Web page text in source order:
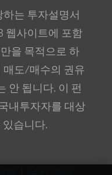
는 투자설명서
웹사이트에 포함
을 목적으로 하
매도/매수의 권유
안 됩니다. 이 펀
내투자자를 대상
있습니다.